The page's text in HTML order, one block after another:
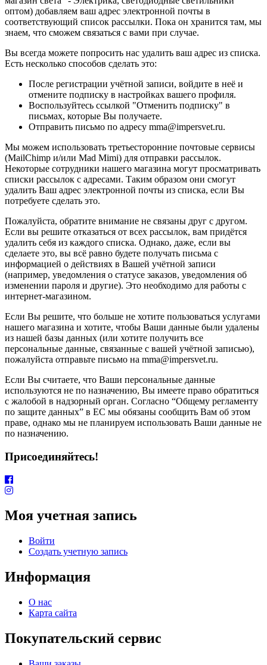
оптом) добавляем ваш адрес электронной почты в
соответствующий список рассылки. Пока он хранится там, мы
знаем, что сможем связаться с вами при случае.
Вы всегда можете попросить нас удалить ваш адрес из списка.
Есть несколько способов сделать это:
После регистрации учётной записи, войдите в неё и
отмените подписку в настройках вашего профиля.
Воспользуйтесь ссылкой "Отменить подписку" в
письмах, которые Вы получаете.
Отправить письмо по адресу mma@impersvet.ru.
Мы можем использовать третьесторонние почтовые сервисы
(MailChimp и/или Mad Mimi) для отправки рассылок.
Некоторые сотрудники нашего магазина могут просматривать
списки рассылок с адресами. Таким образом они смогут
удалить Ваш адрес электронной почты из списка, если Вы
потребуете сделать это.
Пожалуйста, обратите внимание не связаны друг с другом.
Если вы решите отказаться от всех рассылок, вам придётся
удалить себя из каждого списка. Однако, даже, если вы
сделаете это, вы всё равно будете получать письма с
информацией о действиях в Вашей учётной записи
(например, уведомления о статусе заказов, уведомления об
изменении пароля и другие). Это необходимо для работы с
интернет-магазином.
Если Вы решите, что больше не хотите пользоваться услугами
нашего магазина и хотите, чтобы Ваши данные были удалены
из нашей базы данных (или хотите получить все
персональные данные, связанные с вашей учётной записью),
пожалуйста отправьте письмо на mma@impersvet.ru.
Если Вы считаете, что Ваши персональные данные
используются не по назначению, Вы имеете право обратиться
с жалобой в надзорный орган. Согласно “Общему регламенту
по защите данных” в ЕС мы обязаны сообщить Вам об этом
праве, однако мы не планируем использовать Ваши данные не
по назначению.
Присоединяйтесь!
Моя учетная запись
Войти
Создать учетную запись
Информация
О нас
Карта сайта
Покупательский сервис